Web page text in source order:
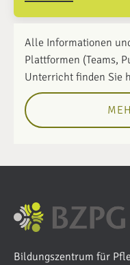
Alle Informationen
Plattformen (Teams,
Unterricht finden Sie
Bildungszentrum für